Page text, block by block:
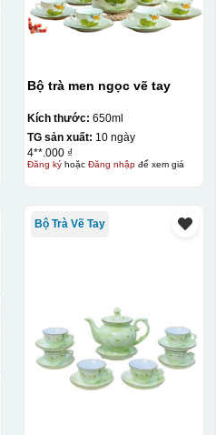
Bộ trà men ngọc vẽ tay
Kích thước: 650ml
TG sản xuất: 10 ngày
4**.000 ₫
Đăng kýhoặc Đăng nhậpđể xem giá
Bộ Trà Vẽ Tay